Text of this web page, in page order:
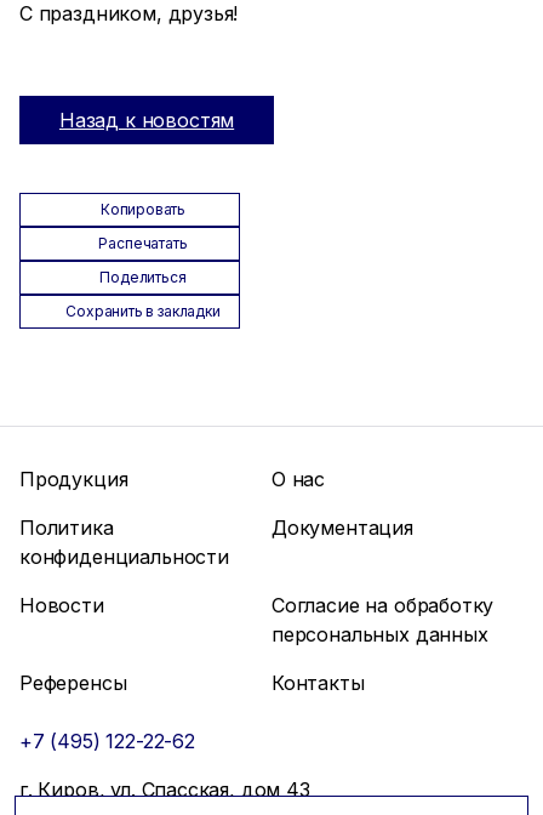
С праздником, друзья!
Назад к новостям
Копировать
Распечатать
Поделиться
Сохранить в закладки
Продукция
О нас
Политика
конфиденциальности
Документация
Новости
Согласие на обработку
персональных данных
Референсы
Контакты
+7 (495) 122-22-62
г. Киров, ул. Спасская, дом 43